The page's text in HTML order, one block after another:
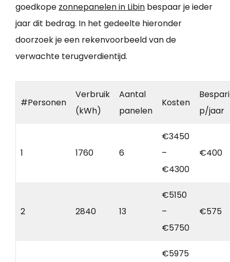
goedkope zonnepanelen in Libin bespaar je ieder
jaar dit bedrag. In het gedeelte hieronder
doorzoek je een rekenvoorbeeld van de
verwachte terugverdientijd.
#Personen
Verbruik
(kWh)
Aantal
panelen
Kosten
p/jaar
1 1760 6
€3450
–
€4300
€400
2 2840 13
€5150
–
€5750
€575
€5975